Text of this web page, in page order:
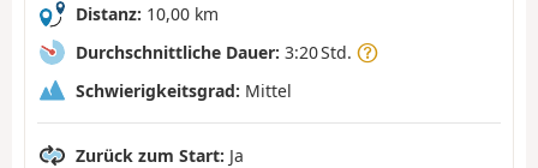
Distanz: 10,00 km
Durchschnittliche Dauer: 3:20 Std.
Schwierigkeitsgrad: Mittel
Zurück zum Start: Ja